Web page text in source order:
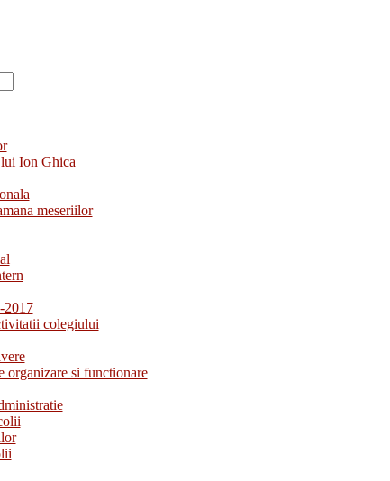
lui Ion Ghica
meseriilor
2017
colegiului
organizare si functionare